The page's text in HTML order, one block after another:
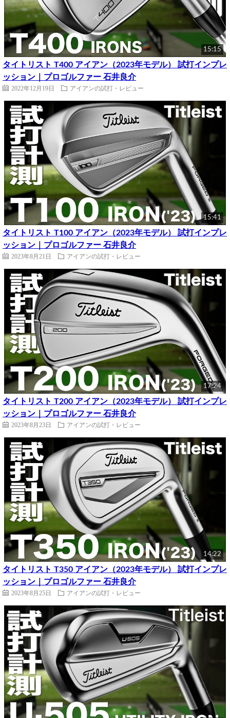
15:15
タイトリスト T400 アイアン（2023年モデル） 試打インプレ
ッション｜プロゴルファー 石井良介
2022年12月19日 アイアンの試打・レビュー
15:41
タイトリスト T100 アイアン（2023年モデル） 試打インプレ
ッション｜プロゴルファー 石井良介
2023年8月21日 アイアンの試打・レビュー
17:24
タイトリスト T200 アイアン（2023年モデル） 試打インプレ
ッション｜プロゴルファー 石井良介
2023年8月23日 アイアンの試打・レビュー
14:22
タイトリスト T350 アイアン（2023年モデル） 試打インプレ
ッション｜プロゴルファー 石井良介
2023年8月25日 アイアンの試打・レビュー